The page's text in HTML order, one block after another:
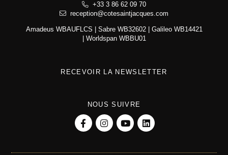
+33 3 86 62 09 70
reception@cotesaintjacques.com
Amadeus WBAUFLCS | Sabre WB32602 | Galileo WB14421
| Worldspan WBBU01
RECEVOIR LA NEWSLETTER
NOUS SUIVRE